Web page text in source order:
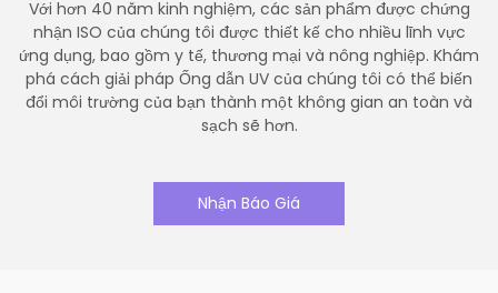
Với hơn 40 năm kinh nghiệm, các sản phẩm được chứng
nhận ISO của chúng tôi được thiết kế cho nhiều lĩnh vực
ứng dụng, bao gồm y tế, thương mại và nông nghiệp. Khám
phá cách giải pháp Ống dẫn UV của chúng tôi có thể biến
đổi môi trường của bạn thành một không gian an toàn và
sạch sẽ hơn.
Nhận Báo Giá